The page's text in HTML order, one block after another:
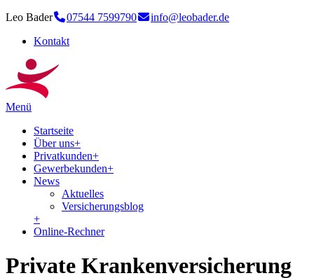
Leo Bader 07544 7599790
info@leobader.de
Kontakt
Menü
Startseite
Über uns+
Privatkunden+
Gewerbekunden+
News
Aktuelles
Versicherungsblog
+
Online-Rechner
Private Krankenversicherung